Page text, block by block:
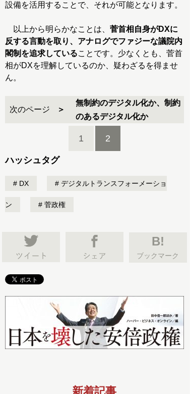
設備を活用することで、それが可能となります。
以上から明らかなことは、 菅首相自身がDXに
反する言動を取り、アナログでファジーな議院内
閣制を追求していることです。少なくとも、菅首
相がDXを理解しているのか、疑わざるを得ませ
ん。
次のページ
無制約のデジタル化か、制約
のあるデジタル化か
1 2
ハッシュタグ
DX デジタルトランスフォーメーショ
ン 菅政権
B!
ブックマーク
新着記事